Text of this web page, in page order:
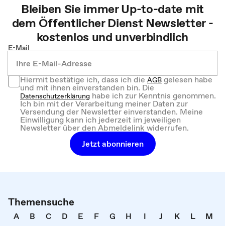
Bleiben Sie immer Up-to-date mit
dem Öffentlicher Dienst Newsletter -
kostenlos und unverbindlich
E-Mail
Hiermit bestätige ich, dass ich dieAGBgelesen habe
und mit ihnen einverstanden bin. Die
Datenschutzerklärung habe ich zur Kenntnis genommen.
Ich bin mit der Verarbeitung meiner Daten zur
Versendung der Newsletter einverstanden. Meine
Einwilligung kann ich jederzeit im jeweiligen
Newsletter über den Abmeldelink widerrufen.
Jetzt abonnieren
Themensuche
A B C D E F G H I J K L
M